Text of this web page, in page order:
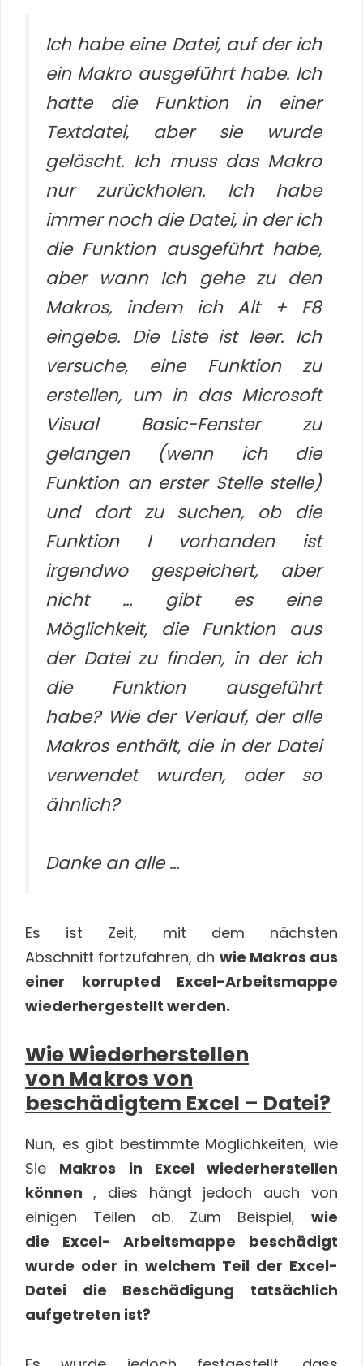
Ich habe eine Datei, auf der ich
ein Makro ausgeführt habe. Ich
hatte die Funktion in einer
Textdatei, aber sie wurde
gelöscht. Ich muss das Makro
nur zurückholen. Ich habe
immer noch die Datei, in der ich
die Funktion ausgeführt habe,
aber wann Ich gehe zu den
Makros, indem ich Alt + F8
eingebe. Die Liste ist leer. Ich
versuche, eine Funktion zu
erstellen, um in das Microsoft
Visual Basic-Fenster zu
gelangen (wenn ich die
Funktion an erster Stelle stelle)
und dort zu suchen, ob die
Funktion I vorhanden ist
irgendwo gespeichert, aber
nicht … gibt es eine
Möglichkeit, die Funktion aus
der Datei zu finden, in der ich
die Funktion ausgeführt
habe? Wie der Verlauf, der alle
Makros enthält, die in der Datei
verwendet wurden, oder so
ähnlich?
Danke an alle …
Es ist Zeit, mit dem nächsten
Abschnitt fortzufahren, dh wie Makros aus
einer korrupted Excel-Arbeitsmappe
wiederhergestellt werden.
Wie Wiederherstellen
von Makros von
beschädigtem Excel – Datei?
Nun, es gibt bestimmte Möglichkeiten, wie
Sie Makros in Excel wiederherstellen
können , dies hängt jedoch auch von
einigen Teilen ab. Zum Beispiel, wie
die Excel- Arbeitsmappe beschädigt
wurde oder in welchem ​​Teil der Excel-
Datei die Beschädigung tatsächlich
aufgetreten ist?